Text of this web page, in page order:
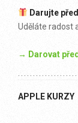
Darujte
Uděláte radost
→ Darovat
APPLE KURZY